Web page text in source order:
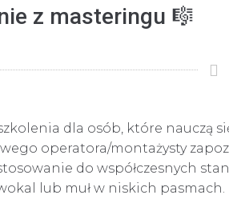
z masteringu 🎼
dla osób, które
operatora/montażysty
do współczesnych
lub muł w niskich